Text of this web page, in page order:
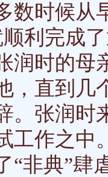
数时候从
利完成
润时的母
，直到几
。张润时
工作之中
“非典”肆